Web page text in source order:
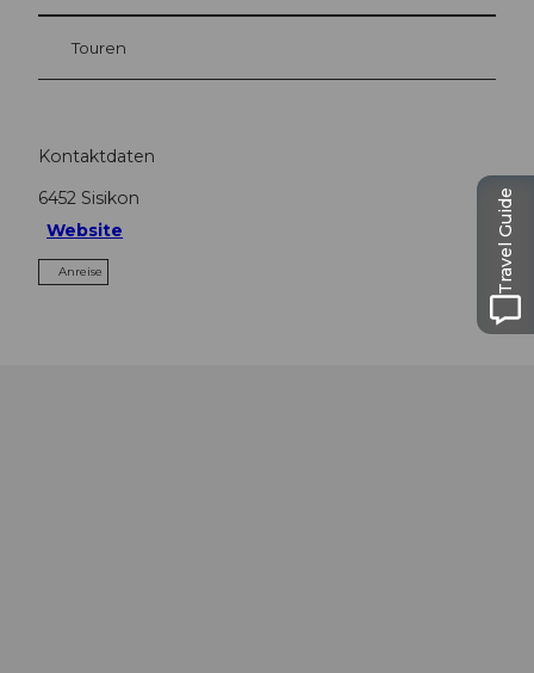
Touren
Kontaktdaten
6452 Sisikon
Website
Anreise Travel Guide